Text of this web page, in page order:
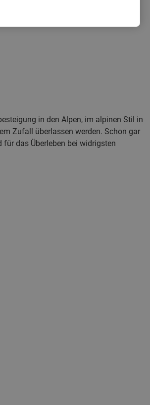
in den Alpen, im alpinen Stil in
Zufall überlassen werden. Schon gar
das Überleben bei widrigsten